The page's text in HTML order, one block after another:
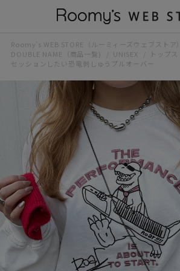
Roomy’s WEB STORE（ルーミィーズウェブストア）
DOUBLE NAME（商品一覧)
UNISEX トップス
セッションしたい恐竜刺しゅうプルオーバー